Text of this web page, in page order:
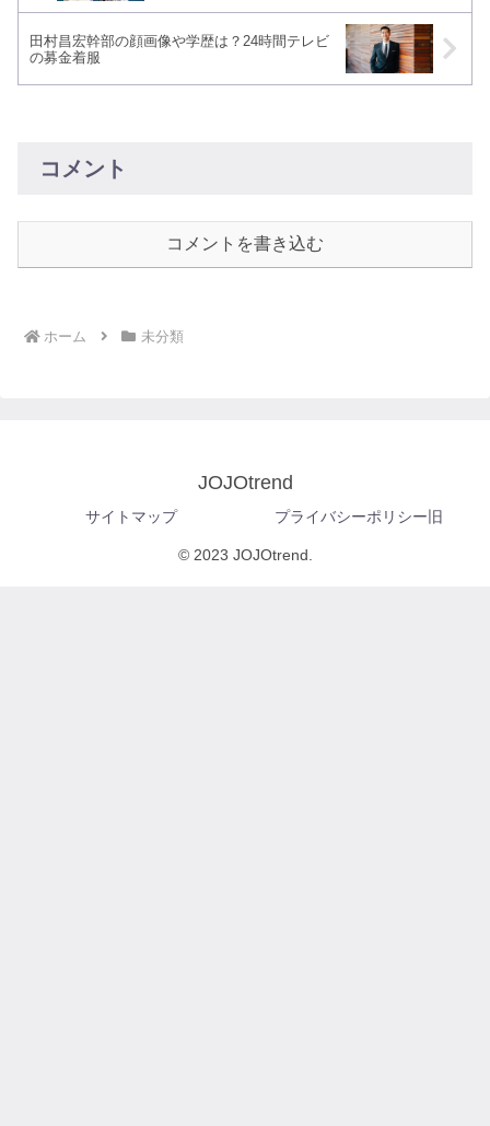
田村昌宏幹部の顔画像や学歴は？24時間テレビ
の募金着服
コメント
コメントを書き込む
ホーム 未分類
JOJOtrend
サイトマップ プライバシーポリシー旧
© 2023 JOJOtrend.